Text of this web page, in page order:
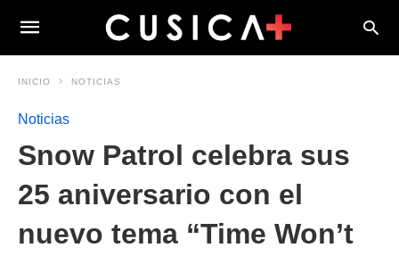
INICIO NOTICIAS
Noticias
Snow Patrol celebra sus
25 aniversario con el
nuevo tema “Time Won’t